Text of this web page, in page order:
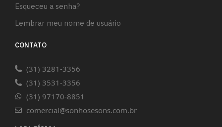
Esqueceu a senha?
Lembrar meu nome de usuário
CONTATO
(31) 3281-3356
(31) 3531-3356
(31) 97170-8851
comercial@sonhosesons.com.br